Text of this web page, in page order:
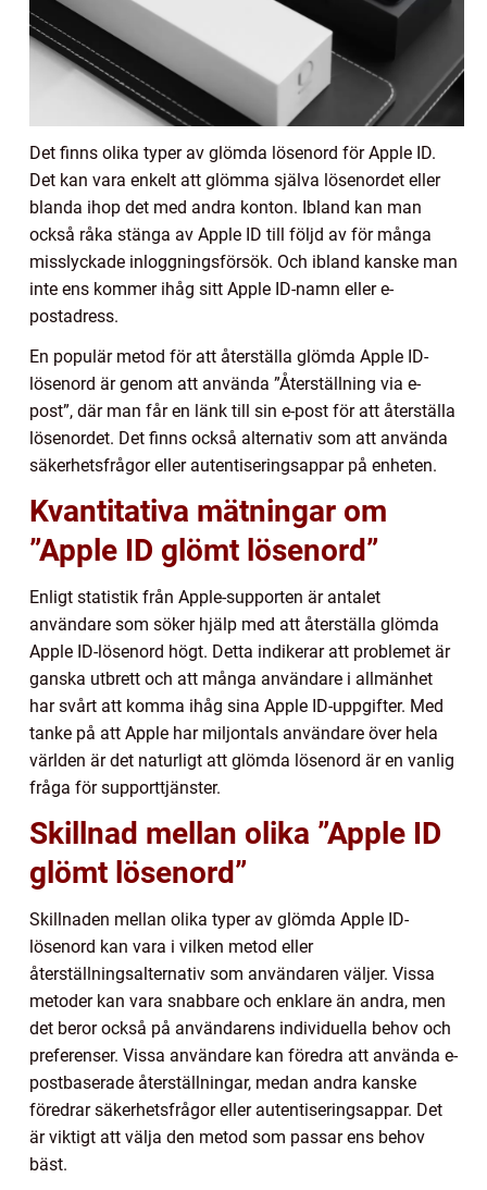
Det finns olika typer av glömda lösenord för Apple ID.
Det kan vara enkelt att glömma själva lösenordet eller
blanda ihop det med andra konton. Ibland kan man
också råka stänga av Apple ID till följd av för många
misslyckade inloggningsförsök. Och ibland kanske man
inte ens kommer ihåg sitt Apple ID-namn eller e-
postadress.
En populär metod för att återställa glömda Apple ID-
lösenord är genom att använda ”Återställning via e-
post”, där man får en länk till sin e-post för att återställa
lösenordet. Det finns också alternativ som att använda
säkerhetsfrågor eller autentiseringsappar på enheten.
Kvantitativa mätningar om
”Apple ID glömt lösenord”
Enligt statistik från Apple-supporten är antalet
användare som söker hjälp med att återställa glömda
Apple ID-lösenord högt. Detta indikerar att problemet är
ganska utbrett och att många användare i allmänhet
har svårt att komma ihåg sina Apple ID-uppgifter. Med
tanke på att Apple har miljontals användare över hela
världen är det naturligt att glömda lösenord är en vanlig
fråga för supporttjänster.
Skillnad mellan olika ”Apple ID
glömt lösenord”
Skillnaden mellan olika typer av glömda Apple ID-
lösenord kan vara i vilken metod eller
återställningsalternativ som användaren väljer. Vissa
metoder kan vara snabbare och enklare än andra, men
det beror också på användarens individuella behov och
preferenser. Vissa användare kan föredra att använda e-
postbaserade återställningar, medan andra kanske
föredrar säkerhetsfrågor eller autentiseringsappar. Det
är viktigt att välja den metod som passar ens behov
bäst.